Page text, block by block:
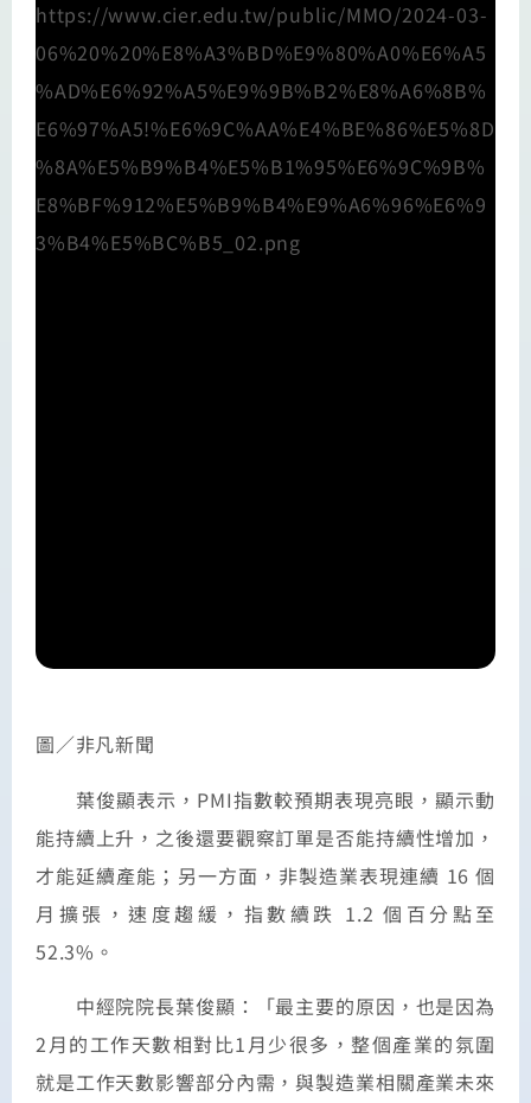
圖／非凡新聞
葉俊顯表示，PMI指數較預期表現亮眼，顯示動
能持續上升，之後還要觀察訂單是否能持續性增加，
才能延續產能；另一方面，非製造業表現連續 16 個
月擴張，速度趨緩，指數續跌 1.2 個百分點至
52.3%。
中經院院長葉俊顯：「最主要的原因，也是因為
2月的工作天數相對比1月少很多，整個產業的氛圍
就是工作天數影響部分內需，與製造業相關產業未來